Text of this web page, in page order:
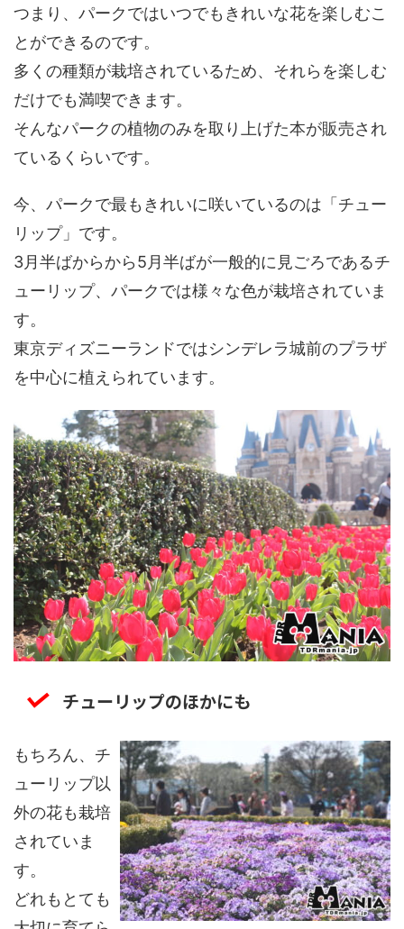
つまり、パークではいつでもきれいな花を楽しむこ
とができるのです。
多くの種類が栽培されているため、それらを楽しむ
だけでも満喫できます。
そんなパークの植物のみを取り上げた本が販売され
ているくらいです。
今、パークで最もきれいに咲いているのは「チュー
リップ」です。
3月半ばからから5月半ばが一般的に見ごろであるチ
ューリップ、パークでは様々な色が栽培されていま
す。
東京ディズニーランドではシンデレラ城前のプラザ
を中心に植えられています。
チューリップのほかにも
もちろん、チ
ューリップ以
外の花も栽培
されていま
す。
どれもとても